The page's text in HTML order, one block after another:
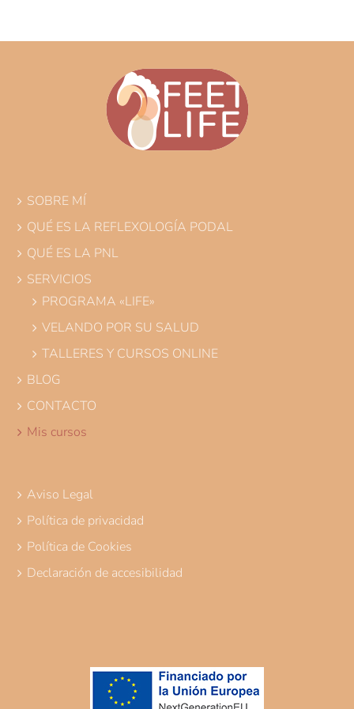
Contraseña
Recuérdame
SOBRE MÍ
QUÉ ES LA REFLEXOLOGÍA PODAL
QUÉ ES LA PNL
SERVICIOS
PROGRAMA «LIFE»
VELANDO POR SU SALUD
TALLERES Y CURSOS ONLINE
BLOG
CONTACTO
Mis cursos
Aviso Legal
Política de privacidad
Política de Cookies
Declaración de accesibilidad